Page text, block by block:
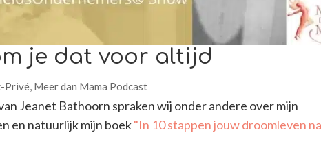
je dat voor altijd
Privé, Meer dan Mama Podcast
Jeanet Bathoorn spraken wij onder andere over mijn
en natuurlijk mijn boek"In 10 stappen jouw droomleven na